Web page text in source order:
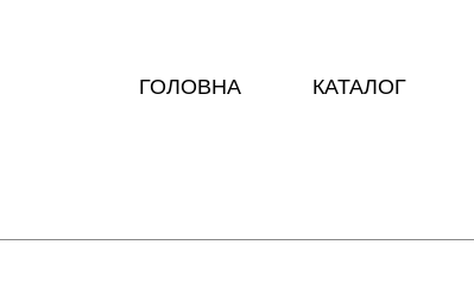
ГОЛОВНА КАТАЛОГ